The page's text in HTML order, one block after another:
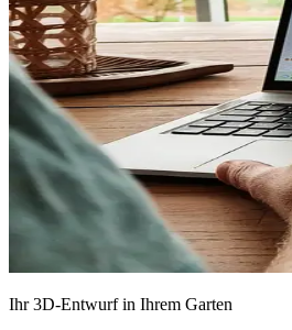
Ihr 3D-Entwurf in Ihrem Garten